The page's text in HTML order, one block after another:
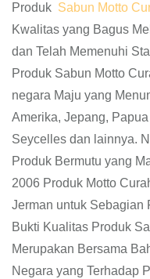
Produk Sabun Motto
Kwalitas yang Bagus
dan Telah Memenuhi
Produk Sabun Motto
negara Maju yang
Amerika, Jepang,
Seycelles dan lainnya.
Produk Bermutu yang
2006 Produk Motto
Jerman untuk Sebagian
Bukti Kualitas Produk
Merupakan Bersama
Negara yang Terhadap